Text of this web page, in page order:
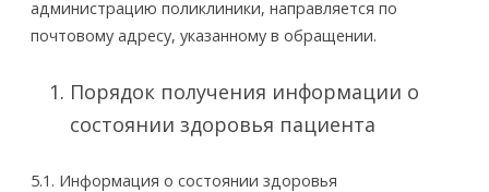
администрацию поликлиники, направляется по
почтовому адресу, указанному в обращении.
Порядок получения информации о
состоянии здоровья пациента
5.1. Информация о состоянии здоровья